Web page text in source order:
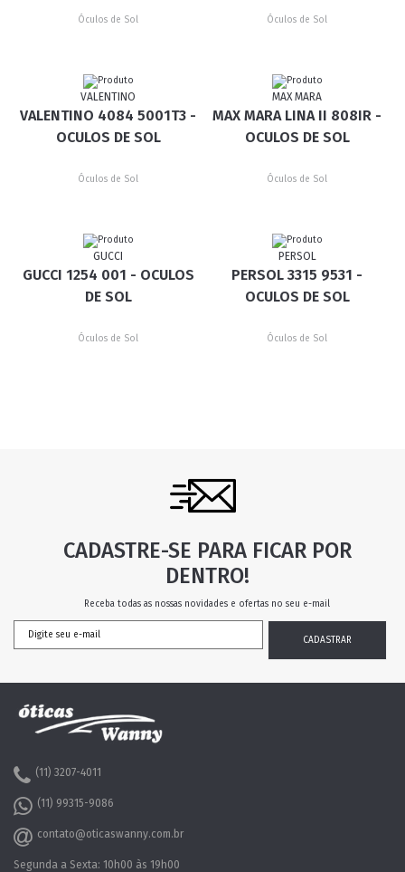
Óculos de Sol Óculos de Sol
VALENTINO
VALENTINO 4084 5001T3 -
OCULOS DE SOL
Óculos de Sol
MAX MARA
MAX MARA LINA II 808IR -
OCULOS DE SOL
Óculos de Sol
GUCCI
GUCCI 1254 001 - OCULOS
DE SOL
Óculos de Sol
PERSOL
PERSOL 3315 9531 -
OCULOS DE SOL
Óculos de Sol
CADASTRE-SE PARA FICAR POR
DENTRO!
Receba todas as nossas novidades e ofertas no seu e-mail
(11) 3207-4011
(11) 99315-9086
contato@oticaswanny.com.br
Segunda a Sexta: 10h00 às 19h00